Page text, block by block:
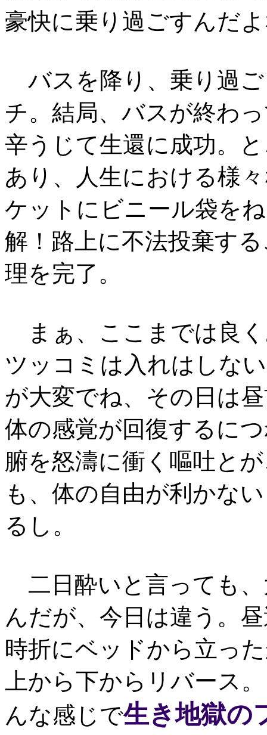
豪快に乗り過ごすんだ
バスを降り、乗り過
チ。結局、バスが終わ
辛うじて生還に成功。
あり、人生における様
ケットにビニール袋を
解！路上に不法投棄す
理を完了。
まぁ、ここまでは良
ツッコミは入れはしな
が大変でね、その日は
体の感覚が回復するに
腑を怒濤に衝く嘔吐と
も、体の自由が利かな
るし。
二日酔いと言っても
んだが、今日は違う。
時折にベッドから立っ
上から下からリバース
んな感じで生き地獄の